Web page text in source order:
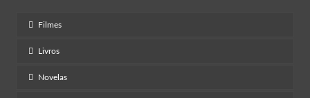
Filmes
Livros
Novelas